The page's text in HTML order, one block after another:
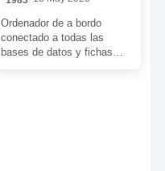
Ordenador de a bordo
conectado a todas las
bases de datos y fichas